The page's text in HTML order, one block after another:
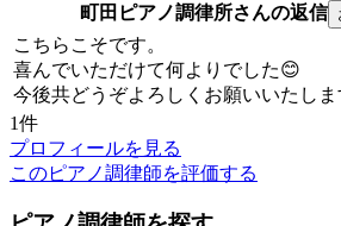
町田ピアノ調律所さんの返信
こちらこそです。
喜んでいただけて何よりでした😊
今後共どうぞよろしくお願いいたしま
1件
プロフィールを見る
このピアノ調律師を評価する